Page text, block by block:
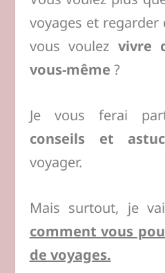
voyages et regarder
vous voulez vivre
vous-même ?
Je vous ferai
conseils et
voyager.
Mais surtout, je
comment vous
de voyages.